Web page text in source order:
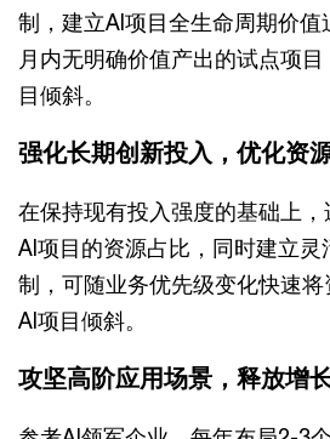
制，建立AI项目全生命周期价值
月内无明确价值产出的试点项
目倾斜。
强化长期创新投入，优化资
在保持现有投入强度的基础上
AI项目的资源占比，同时建立
制，可随业务优先级变化快速
AI项目倾斜。
攻坚高阶应用场景，释放增